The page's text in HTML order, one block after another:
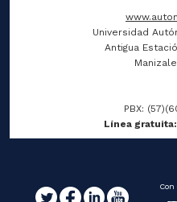
Universidad
Antigua
PBX:
Línea
Con